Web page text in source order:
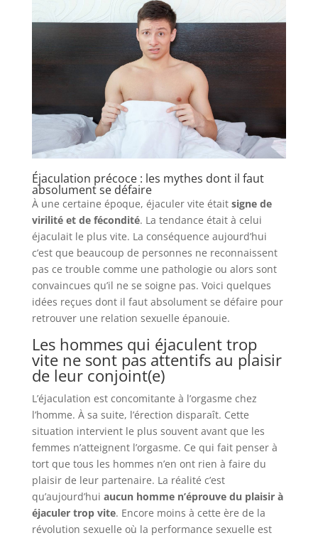
Éjaculation précoce : les mythes dont il faut
absolument se défaire
À une certaine époque, éjaculer vite était signe de
virilité et de fécondité. La tendance était à celui
éjaculait le plus vite. La conséquence aujourd’hui
c’est que beaucoup de personnes ne reconnaissent
pas ce trouble comme une pathologie ou alors sont
convaincues qu’il ne se soigne pas. Voici quelques
idées reçues dont il faut absolument se défaire pour
retrouver une relation sexuelle épanouie.
Les hommes qui éjaculent trop
vite ne sont pas attentifs au plaisir
de leur conjoint(e)
L’éjaculation est concomitante à l’orgasme chez
l’homme. À sa suite, l’érection disparaît. Cette
situation intervient le plus souvent avant que les
femmes n’atteignent l’orgasme. Ce qui fait penser à
tort que tous les hommes n’en ont rien à faire du
plaisir de leur partenaire. La réalité c’est
qu’aujourd’hui aucun homme n’éprouve du plaisir à
éjaculer trop vite. Encore moins à cette ère de la
révolution sexuelle où la performance sexuelle est